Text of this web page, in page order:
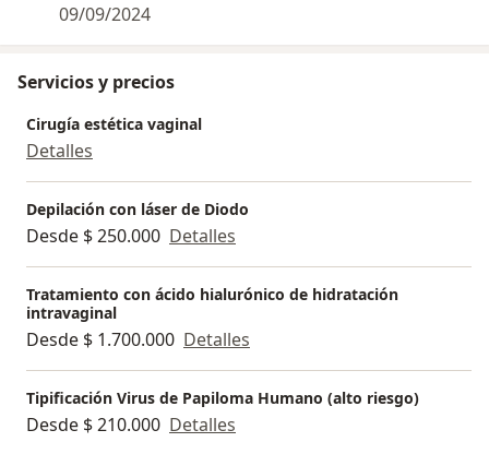
09/09/2024
Servicios y precios
Cirugía estética vaginal
Detalles
Depilación con láser de Diodo
Desde $ 250.000 Detalles
Tratamiento con ácido hialurónico de hidratación
intravaginal
Desde $ 1.700.000 Detalles
Tipificación Virus de Papiloma Humano (alto riesgo)
Desde $ 210.000 Detalles